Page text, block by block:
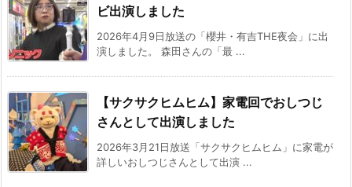
ビ出演しました
2026年4月9日放送の「櫻井・有吉THE夜会」に出
演しました。 森田さんの「最 ...
【サクサクヒムヒム】家電回でおしつじ
さんとして出演しました
2026年3月21日放送「サクサクヒムヒム」に家電が
詳しいおしつじさんとして出演 ...